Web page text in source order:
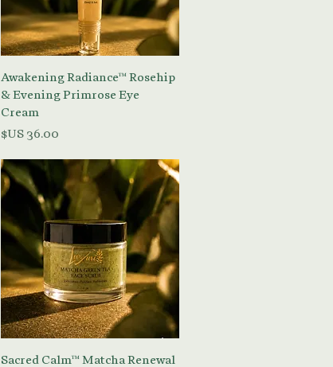
العرض السريع
Awakening Radiance™ Rosehip
& Evening Primrose Eye
Cream
السعر
العرض السريع
Sacred Calm™ Matcha Renewal